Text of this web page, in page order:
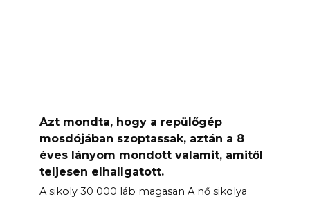
Azt mondta, hogy a repülőgép
mosdójában szoptassak, aztán a 8
éves lányom mondott valamit, amitől
teljesen elhallgatott.
A sikoly 30 000 láb magasan A nő sikolya